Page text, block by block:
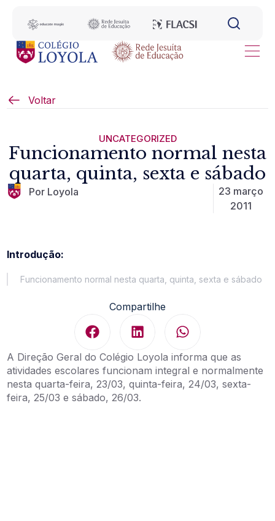
Voltar
UNCATEGORIZED
Funcionamento normal nesta
quarta, quinta, sexta e sábado
Por Loyola
23 março
2011
Introdução:
Funcionamento normal nesta quarta, quinta, sexta e sábado
Compartilhe
A Direção Geral do Colégio Loyola informa que as
atividades escolares funcionam integral e normalmente
nesta quarta-feira, 23/03, quinta-feira, 24/03, sexta-
feira, 25/03 e sábado, 26/03.